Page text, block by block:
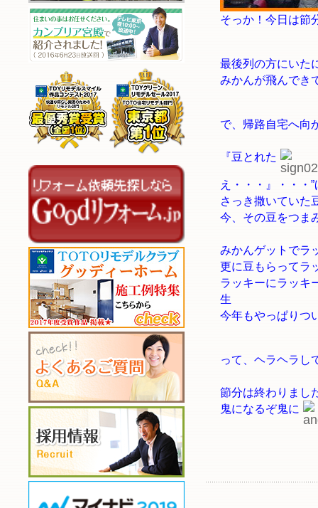
そっか！今日は節
最後列の方にいた
みかんが飛んでき
で、帰路自宅へ向
『豆とれた
え・・・』・・・”
さっき撒いていた
今、その豆をつま
みかんゲットでラ
更に豆もらってラ
ラッキーにラッキ
生
今年もやっぱりつ
って、ヘラヘラし
節分は終わりまし
鬼になるぞ鬼に